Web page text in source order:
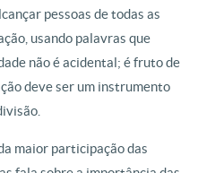
pessoas de todas as
usando palavras que
não é acidental; é fruto de
deve ser um instrumento
maior participação das